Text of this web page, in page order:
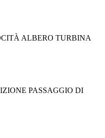
ALBERO TURBINA
PASSAGGIO DI